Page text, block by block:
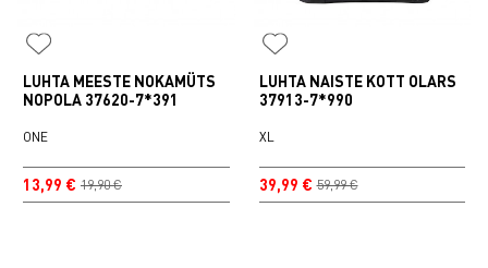
LUHTA MEESTE NOKAMÜTS
NOPOLA 37620-7*391
13,99 € 19,90 €
ONE
LUHTA NAISTE KOTT OLARS
37913-7*990
39,99 € 59,99 €
XL